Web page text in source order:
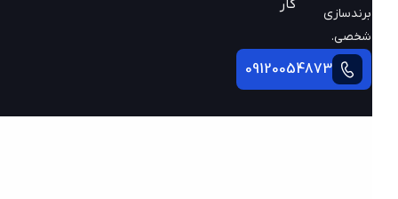
برندسازی
شخصی.
09120054873